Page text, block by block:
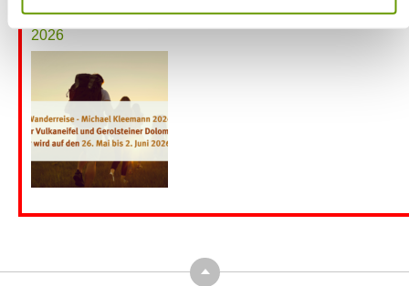
Aktuelles zu den Wanderreisen von Michael Kleemann
2026
Top